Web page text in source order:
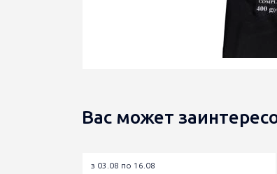
Вас может
з 03.08 по 16.08